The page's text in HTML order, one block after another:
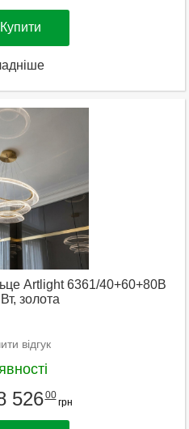
Купити
Artlight 6361/40+60+80B
золота
відгук
52600
грн